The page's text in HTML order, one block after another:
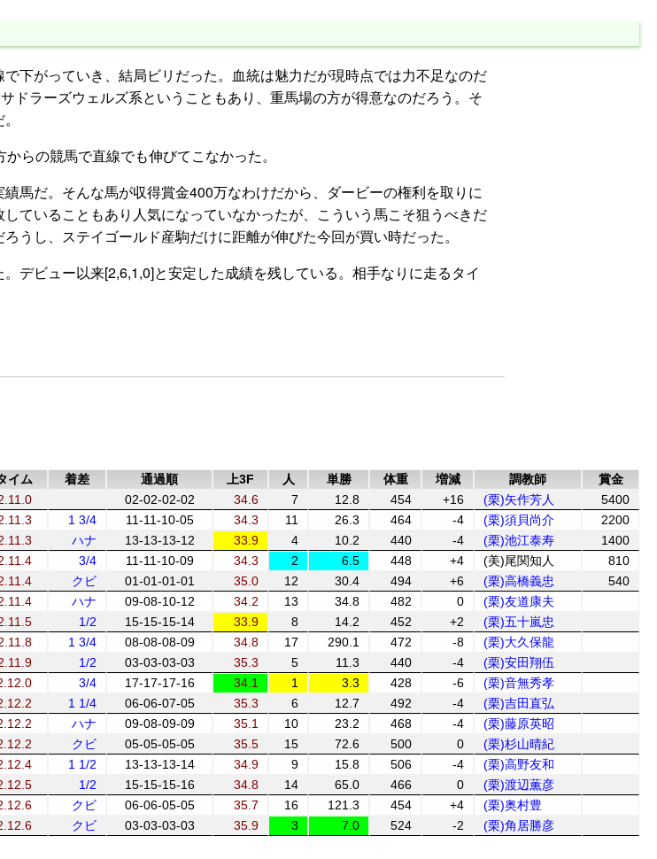
下がっていき、結局ビリだった。血統は魅力だが現時点では力不足なのだ
ドラーズウェルズ系ということもあり、重馬場の方が得意なのだろう。そ
らの競馬で直線でも伸びてこなかった。
馬だ。そんな馬が収得賞金400万なわけだから、ダービーの権利を取りに
ていることもあり人気になっていなかったが、こういう馬こそ狙うべきだ
うし、ステイゴールド産駒だけに距離が伸びた今回が買い時だった。
デビュー以来[2,6,1,0]と安定した成績を残している。相手なりに走るタイ
イム 着差 通過順 上3F 人 単勝 体重 増減 調教師
賞金
02-02-02-02 34.6 7 12.8 454 +16 (栗)矢作芳人
5400
1 3/4 11-11-10-05 34.3 11 26.3 464 -4 (栗)須貝尚介
2200
ハナ 13-13-13-12 33.9 4 10.2 440 -4 (栗)池江泰寿
1400
3/4 11-11-10-09 34.3 2 6.5 448 +4 (美)尾関知人
810
クビ 01-01-01-01 35.0 12 30.4 494 +6 (栗)高橋義忠
540
ハナ 09-08-10-12 34.2 13 34.8 482 0
(栗)友道康夫
1/2 15-15-15-14 33.9 8 14.2 452 +2
(栗)五十嵐忠
1 3/4 08-08-08-09 34.8 17 290.1 472 -8
(栗)大久保龍
1/2 03-03-03-03 35.3 5 11.3 440 -4
(栗)安田翔伍
3/4 17-17-17-16 34.1 1 3.3 428 -6
(栗)音無秀孝
1 1/4 06-06-07-05 35.3 6 12.7 492 -4
(栗)吉田直弘
ハナ 09-08-09-09 35.1 10 23.2 468 -4
(栗)藤原英昭
クビ 05-05-05-05 35.5 15 72.6 500 0
(栗)杉山晴紀
1 1/2 13-13-13-14 34.9 9 15.8 506 -4
(栗)高野友和
1/2 15-15-15-16 34.8 14 65.0 466 0
(栗)渡辺薫彦
クビ 06-06-05-05 35.7 16 121.3 454 +4
(栗)奥村豊
クビ 03-03-03-03 35.9 3 7.0 524 -2 (栗)角居勝彦